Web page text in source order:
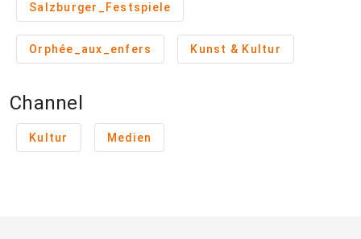
Salzburger_Festspiele
Orphée_aux_enfers Kunst & Kultur
Channel
Kultur Medien